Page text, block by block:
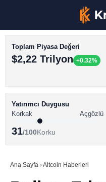
BİTCOİN HABERLERİ
ALTCOİN HABERLERİ
SÖZLÜK
Toplam Piyasa Değeri
$2,22 Trilyon +0.32%
Yatırımcı Duygusu
Korkak
Açgözlü
31/100Korku
Ana Sayfa ›Altcoin Haberleri